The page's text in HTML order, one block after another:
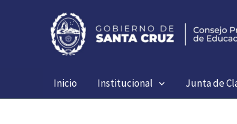
Inicio Institucional Junta de